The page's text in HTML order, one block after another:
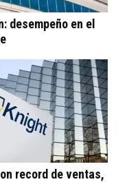
desempeño en el
record de ventas,